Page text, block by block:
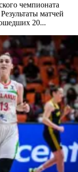
чемпионата
матчей
20...